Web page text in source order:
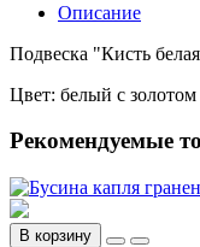
Описание
Подвеска "Кисть
Цвет: белый с золотом
Рекомендуемые
В корзину